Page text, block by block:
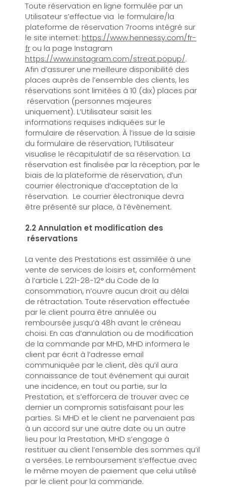
Toute réservation en ligne formulée par un
Utilisateur s’effectue via le formulaire/la
plateforme de réservation 7rooms intégré sur
le site internet: https://www.hennessy.com/fr-
frou la page Instagram
https://www.instagram.com/streat.popup/.
Afin d’assurer une meilleure disponibilité des
places auprès de l’ensemble des clients, les
réservations sont limitées à 10 (dix) places par
réservation (personnes majeures
uniquement). L’Utilisateur saisit les
informations requises indiquées sur le
formulaire de réservation. À l’issue de la saisie
du formulaire de réservation, l’Utilisateur
visualise le récapitulatif de sa réservation. La
réservation est finalisée par la réception, par le
biais de la plateforme de réservation, d’un
courrier électronique d’acceptation de la
réservation. Le courrier électronique devra
être présenté sur place, à l’évènement.
2.2 Annulation et modification des
réservations
La vente des Prestations est assimilée à une
vente de services de loisirs et, conformément
à l’article L 221-28-12° du Code de la
consommation, n’ouvre aucun droit au délai
de rétractation. Toute réservation effectuée
par le client pourra être annulée ou
remboursée jusqu’à 48h avant le créneau
choisi. En cas d’annulation ou de modification
de la commande par MHD, MHD informera le
client par écrit à l’adresse email
communiquée par le client, dès qu’il aura
connaissance de tout événement qui aurait
une incidence, en tout ou partie, sur la
Prestation, et s’efforcera de trouver avec ce
dernier un compromis satisfaisant pour les
parties. Si MHD et le client ne parvenaient pas
à un accord sur une autre date ou un autre
lieu pour la Prestation, MHD s’engage à
restituer au client l’ensemble des sommes qu’il
a versées. Le remboursement s’effectue avec
le même moyen de paiement que celui utilisé
par le client pour la commande.